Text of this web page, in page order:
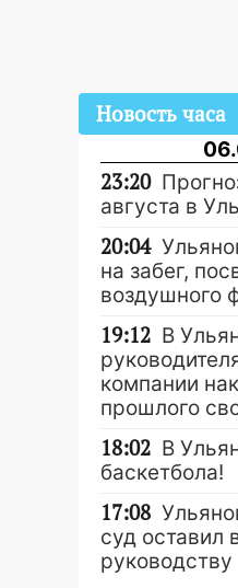
Новость часа
23:20
августа в
20:04
на забег,
воздушного
19:12 В
компании
прошлого
18:02 В
баскетбола!
17:08
суд оставил
руководству